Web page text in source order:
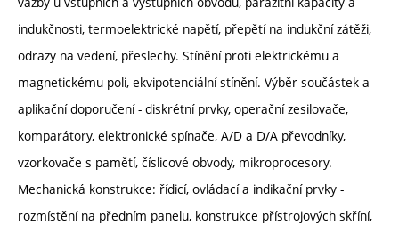
indukčnosti, termoelektrické napětí, přepětí na indukční zátěži,
odrazy na vedení, přeslechy. Stínění proti elektrickému a
magnetickému poli, ekvipotenciální stínění. Výběr součástek a
aplikační doporučení - diskrétní prvky, operační zesilovače,
komparátory, elektronické spínače, A/D a D/A převodníky,
vzorkovače s pamětí, číslicové obvody, mikroprocesory.
Mechanická konstrukce: řídicí, ovládací a indikační prvky -
rozmístění na předním panelu, konstrukce přístrojových skříní,